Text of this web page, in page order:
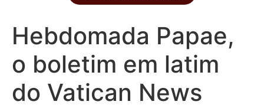
Hebdomada Papae,
o boletim em latim
do Vatican News